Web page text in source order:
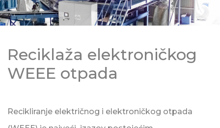
Reciklaža elektroničkog
WEEE otpada
Recikliranje električnog i elektroničkog otpada